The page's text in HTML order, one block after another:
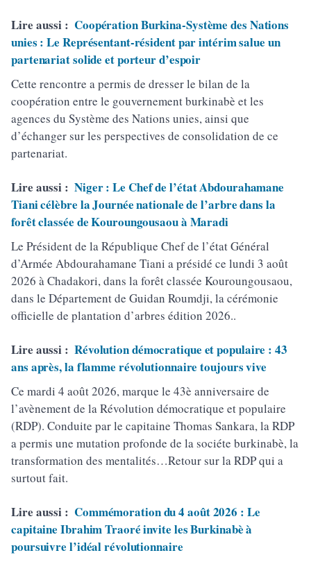
Lire aussi : Coopération Burkina-Système des Nations
unies : Le Représentant-résident par intérim salue un
partenariat solide et porteur d’espoir
Cette rencontre a permis de dresser le bilan de la
coopération entre le gouvernement burkinabè et les
agences du Système des Nations unies, ainsi que
d’échanger sur les perspectives de consolidation de ce
partenariat.
Lire aussi : Niger : Le Chef de l’état Abdourahamane
Tiani célèbre la Journée nationale de l’arbre dans la
forêt classée de Kouroungousaou à Maradi
Le Président de la République Chef de l’état Général
d’Armée Abdourahamane Tiani a présidé ce lundi 3 août
2026 à Chadakori, dans la forêt classée Kouroungousaou,
dans le Département de Guidan Roumdji, la cérémonie
officielle de plantation d’arbres édition 2026..
Lire aussi : Révolution démocratique et populaire : 43
ans après, la flamme révolutionnaire toujours vive
Ce mardi 4 août 2026, marque le 43è anniversaire de
l’avènement de la Révolution démocratique et populaire
(RDP). Conduite par le capitaine Thomas Sankara, la RDP
a permis une mutation profonde de la sociéte burkinabè, la
transformation des mentalités…Retour sur la RDP qui a
surtout fait.
Lire aussi : Commémoration du 4 août 2026 : Le
capitaine Ibrahim Traoré invite les Burkinabè à
poursuivre l’idéal révolutionnaire